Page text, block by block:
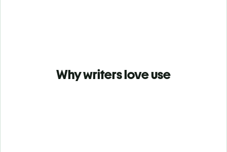
Why writers love use